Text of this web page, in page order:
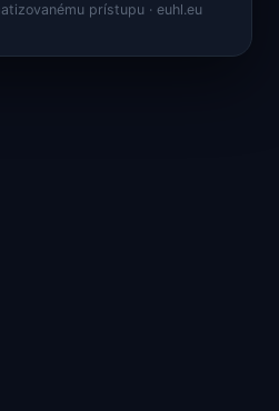
prístupu · euhl.eu